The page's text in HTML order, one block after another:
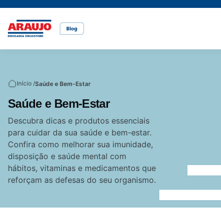
Cuidados com o pet
Rações
Cuidados com a pele
Cuidados com o cabelo
Dermocosméticos
Alimentação
Dicas de cuidados
Fraldas
Gravidez
Alimentação saudável
Bem-estar
Canetas para obesidade
Medicamentos
Prevenção e cuidados
Acesse o site da Araujo
Início /Saúde e Bem-Estar
Saúde e Bem-Estar
Descubra dicas e produtos essenciais
para cuidar da sua saúde e bem-estar.
Confira como melhorar sua imunidade,
disposição e saúde mental com
hábitos, vitaminas e medicamentos que
reforçam as defesas do seu organismo.